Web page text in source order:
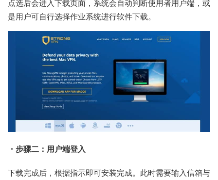
点选后会进入下载页面，系统会自动判断使用者用户端，或
是用户可自行选择作业系统进行软件下载。
・步骤二：用户端登入
下载完成后，根据指示即可安装完成。此时需要输入信箱与